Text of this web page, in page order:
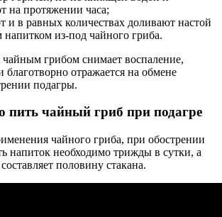
на протяжении часа;
и в равных количествах доливают настой
напитком из-под чайного гриба.
чайным грибом снимает воспаление,
благотворно отражается на обмене
подагры.
пить чайный гриб при подагре
чайного гриба, при обострении
напиток необходимо трижды в сутки, а
половину стакана.